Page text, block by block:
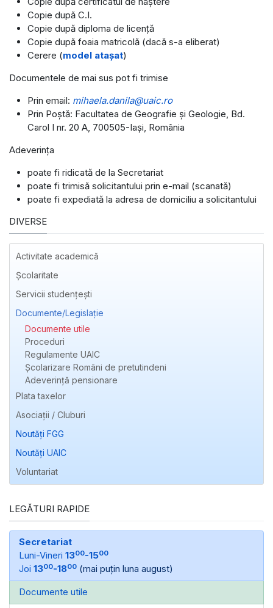
Copie după C.I.
Copie după diploma de licenţă
Copie după foaia matricolă (dacă s-a eliberat)
Cerere (model ataşat)
Documentele de mai sus pot fi trimise
Prin email: mihaela.danila@uaic.ro
Prin Poştă: Facultatea de Geografie şi Geologie, Bd.
Carol I nr. 20 A, 700505-Iaşi, România
Adeverinţa
poate fi ridicată de la Secretariat
poate fi trimisă solicitantului prin e-mail (scanată)
poate fi expediată la adresa de domiciliu a solicitantului
DIVERSE
Activitate academică
Școlaritate
Servicii studențești
Documente/Legislație
Documente utile
Proceduri
Regulamente UAIC
Școlarizare Români de pretutindeni
Adeverință pensionare
Plata taxelor
Asociații / Cluburi
Noutăți FGG
Noutăți UAIC
Voluntariat
LEGĂTURI RAPIDE
Secretariat
Luni-Vineri 1300-1500
Joi 1300-1800 (mai puțin luna august)
Documente utile